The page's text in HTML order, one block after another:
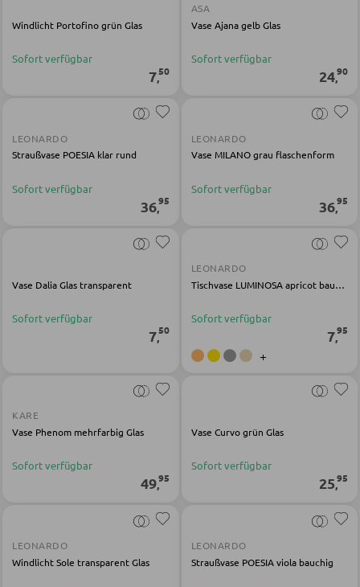
Garderobenschränke
Garderobenserien
Schirmständer
Schuhschränke
Schuhkipper
KINDERMÖBEL
Kinderkleiderschränke
Kinderzimmerleuchten
Sonstige Kindermöbel
Windlicht Portofino grün Glas
Sofort verfügbar
7,50
ASA
Vase Ajana gelb Glas
Sofort verfügbar
24,90
LEONARDO
Straußvase POESIA klar rund
Sofort verfügbar
36,95
LEONARDO
Vase MILANO grau flaschenform
Sofort verfügbar
36,95
Vase Dalia Glas transparent
Sofort verfügbar
7,50
LEONARDO
Tischvase LUMINOSA apricot bauchig
Sofort verfügbar
7,95
+
KARE
Vase Phenom mehrfarbig Glas
Sofort verfügbar
49,95
Vase Curvo grün Glas
Sofort verfügbar
25,95
LEONARDO
Windlicht Sole transparent Glas
LEONARDO
Straußvase POESIA viola bauchig